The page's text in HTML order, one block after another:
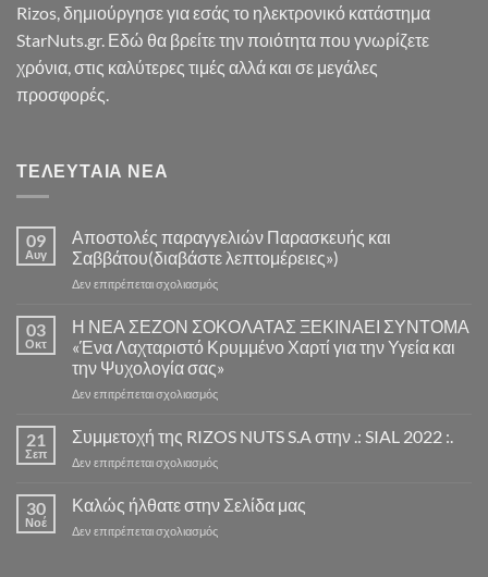
Rizos, δημιούργησε για εσάς το ηλεκτρονικό κατάστημα
StarNuts.gr. Εδώ θα βρείτε την ποιότητα που γνωρίζετε
χρόνια, στις καλύτερες τιμές αλλά και σε μεγάλες
προσφορές.
ΤΕΛΕΥΤΑΊΑ ΝΈΑ
09
Αυγ
Αποστολές παραγγελιών Παρασκευής και
Σαββάτου(διαβάστε λεπτομέρειες»)
Δεν επιτρέπεται σχολιασμόςστο
παραγγελιών
Παρασκευής
και
Σαββάτου(διαβάστε
λεπτομέρειες»)
03
Οκτ
Η ΝΕΑ ΣΕΖΟΝ ΣΟΚΟΛΑΤΑΣ ΞΕΚΙΝΑΕΙ ΣΥΝΤΟΜΑ
«Ένα Λαχταριστό Κρυμμένο Χαρτί για την Υγεία και
την Ψυχολογία σας»
Δεν επιτρέπεται σχολιασμόςστο
ΝΕΑ
ΣΟΚΟΛΑΤΑΣ
ΣΥΝΤΟΜΑ
Λαχταριστό
21
Σεπ
Συμμετοχή της RIZOS NUTS S.A στην .: SIAL 2022 :.
Δεν επιτρέπεται σχολιασμόςστο
της
NUTS
30
Νοέ
Καλώς ήλθατε στην Σελίδα μας
Δεν επιτρέπεται σχολιασμόςστο